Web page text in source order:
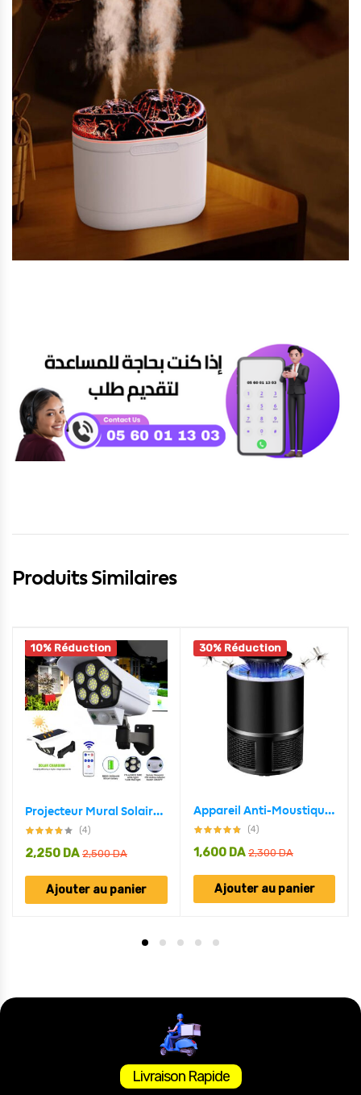
Produits Similaires
10% Réduction
Projecteur Mural Solaire Forme Camera Détecteur De Mouvement
(4)
2,500DA
2,250 DA
Ajouter au panier
30% Réduction
Appareil Anti-Moustique USB 5W Avec Lampe LED Écologique
(4)
2,300DA
1,600 DA
Ajouter au panier
Livraison Rapide